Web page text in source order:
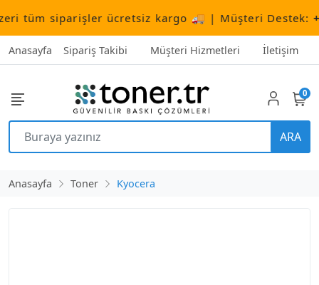
siparişler ücretsiz kargo 🚚 | Müşteri Destek:+90
Anasayfa Sipariş Takibi Müşteri Hizmetleri İletişim
ARA
0
Anasayfa Toner Kyocera